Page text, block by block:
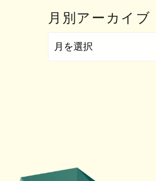
月別アーカイブ